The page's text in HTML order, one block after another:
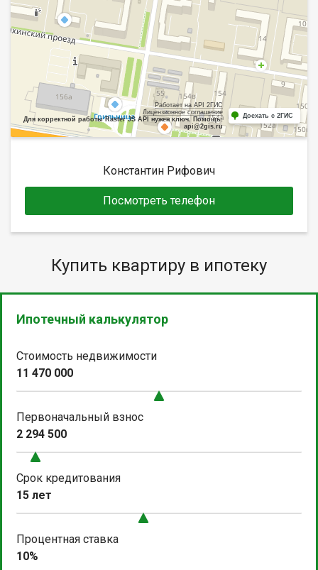
Работает на API 2ГИС
Лицензионное соглашение
Для корректной работы Raster JS API нужен ключ. Помощь:
api@2gis.ru
Доехать с 2ГИС
Константин Рифович
Посмотреть телефон
Купить квартиру в ипотеку
Ипотечный калькулятор
Стоимость недвижимости
11 470 000
Первоначальный взнос
2 294 500
Срок кредитования
15 лет
Процентная ставка
10%